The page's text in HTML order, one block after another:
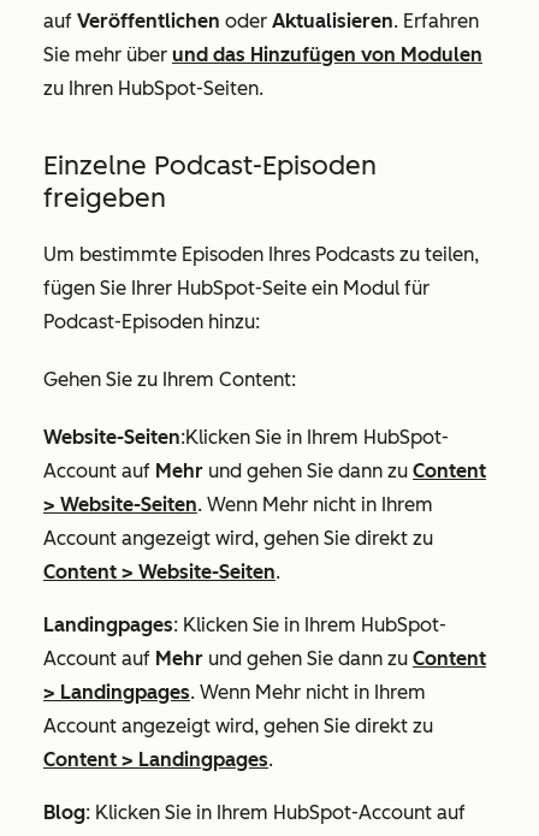
auf Veröffentlichen oder Aktualisieren. Erfahren
Sie mehr über und das Hinzufügen von Modulen
zu Ihren HubSpot-Seiten.
Einzelne Podcast-Episoden
freigeben
Um bestimmte Episoden Ihres Podcasts zu teilen,
fügen Sie Ihrer HubSpot-Seite ein Modul für
Podcast-Episoden hinzu:
Gehen Sie zu Ihrem Content:
Website-Seiten:Klicken Sie in Ihrem HubSpot-
Account auf Mehr und gehen Sie dann zu Content
> Website-Seiten. Wenn Mehr nicht in Ihrem
Account angezeigt wird, gehen Sie direkt zu
Content > Website-Seiten.
Landingpages: Klicken Sie in Ihrem HubSpot-
Account auf Mehr und gehen Sie dann zu Content
> Landingpages. Wenn Mehr nicht in Ihrem
Account angezeigt wird, gehen Sie direkt zu
Content > Landingpages.
Blog: Klicken Sie in Ihrem HubSpot-Account auf